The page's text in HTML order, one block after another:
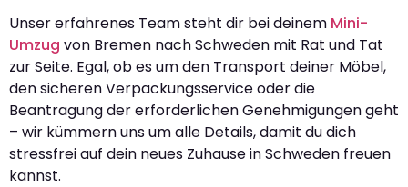
Unser erfahrenes Team steht dir bei deinem Mini-
Umzug von Bremen nach Schweden mit Rat und Tat
zur Seite. Egal, ob es um den Transport deiner Möbel,
den sicheren Verpackungsservice oder die
Beantragung der erforderlichen Genehmigungen geht
– wir kümmern uns um alle Details, damit du dich
stressfrei auf dein neues Zuhause in Schweden freuen
kannst.